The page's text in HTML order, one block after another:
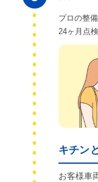
プロの整
24ヶ月点
キチン
お客様車